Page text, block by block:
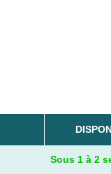
Sous 1 à 2